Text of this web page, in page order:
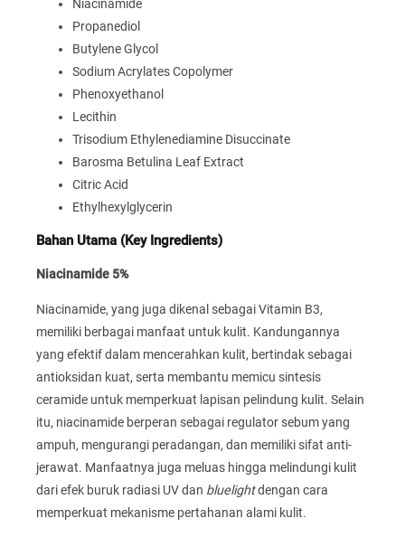
Niacinamide
Propanediol
Butylene Glycol
Sodium Acrylates Copolymer
Phenoxyethanol
Lecithin
Trisodium Ethylenediamine Disuccinate
Barosma Betulina Leaf Extract
Citric Acid
Ethylhexylglycerin
Bahan Utama (Key Ingredients)
Niacinamide 5%
Niacinamide, yang juga dikenal sebagai Vitamin B3,
memiliki berbagai manfaat untuk kulit. Kandungannya
yang efektif dalam mencerahkan kulit, bertindak sebagai
antioksidan kuat, serta membantu memicu sintesis
ceramide untuk memperkuat lapisan pelindung kulit. Selain
itu, niacinamide berperan sebagai regulator sebum yang
ampuh, mengurangi peradangan, dan memiliki sifat anti-
jerawat. Manfaatnya juga meluas hingga melindungi kulit
dari efek buruk radiasi UV dan bluelightdengan cara
memperkuat mekanisme pertahanan alami kulit.